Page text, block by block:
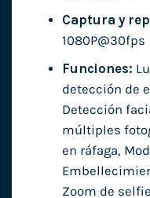
Captura y
1080P@30fps
Funciones:
detección de
Detección
múltiples
en ráfaga,
Zoom de